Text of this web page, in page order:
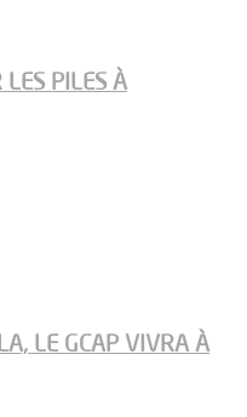
PILES À
LE GCAP VIVRA À